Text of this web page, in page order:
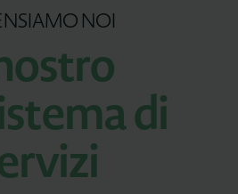
NOI
di